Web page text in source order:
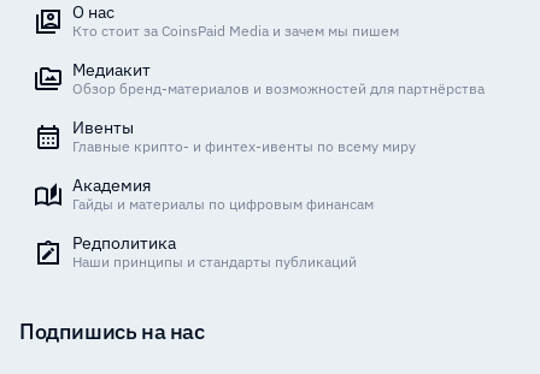
О нас
Кто стоит за CoinsPaid Media и зачем мы пишем
Медиакит
Обзор бренд-материалов и возможностей для партнёрства
Ивенты
Главные крипто- и финтех-ивенты по всему миру
Академия
Гайды и материалы по цифровым финансам
Редполитика
Наши принципы и стандарты публикаций
Подпишись на нас